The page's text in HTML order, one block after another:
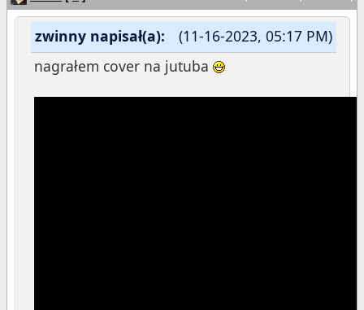
(11-16-2023, 05:17 PM)
zwinny napisał(a):
nagrałem cover na jutuba